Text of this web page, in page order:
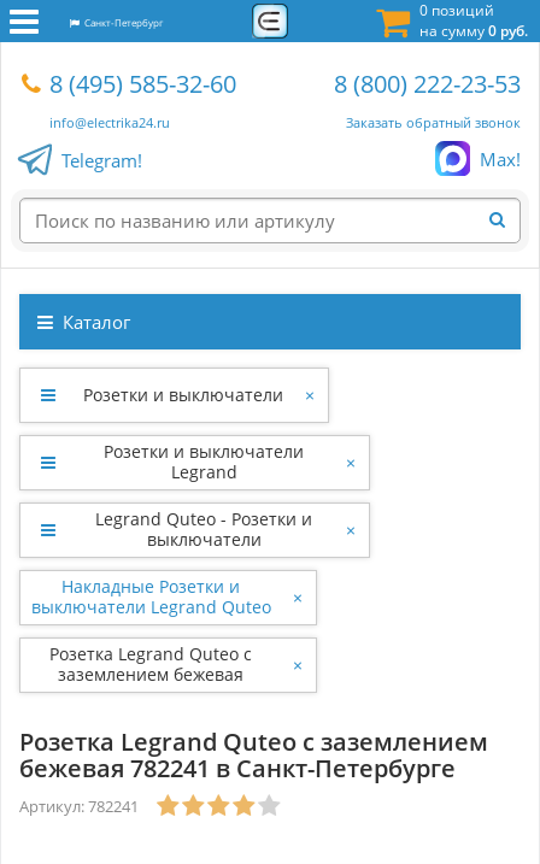
0 позиций
на сумму0 руб.
Санкт-Петербург
8 (495) 585-32-60
info@electrika24.ru
8 (800) 222-23-53
Заказать обратный звонок
Telegram! Max!
Каталог
Розетки и выключатели ×
Розетки и выключатели
Legrand
×
Legrand Quteo - Розетки и
выключатели
×
Накладные Розетки и
выключатели Legrand Quteo
Бежевый
×
Розетка Legrand Quteo с
заземлением бежевая
782241
×
Розетка Legrand Quteo с заземлением
бежевая 782241 в Санкт-Петербурге
Артикул: 782241